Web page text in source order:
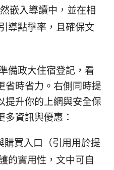
嵌入導讀中，並在相
導點擊率，且確保文
備政大住宿登記，看
省時省力。右側同時提
提升你的上網與安全保
多資訊與優惠：
買入口（引用用於提
的實用性，文中可自